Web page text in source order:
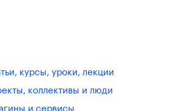
курсы, уроки, лекции
коллективы и люди
и сервисы